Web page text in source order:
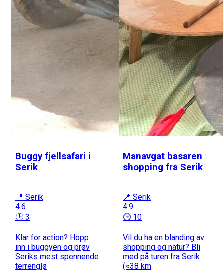
Buggy fjellsafari i
Serik
📍 Serik
4.6
🕒 3
Klar for action? Hopp
inn i buggyen og prøv
Seriks mest spennende
terrenglø
Manavgat basaren
shopping fra Serik
📍 Serik
4.9
🕒 10
Vil du ha en blanding av
shopping og natur? Bli
med på turen fra Serik
(≈38 km